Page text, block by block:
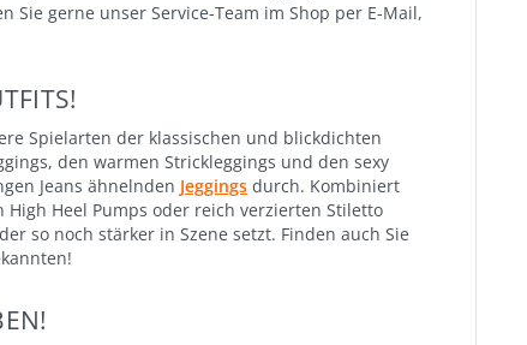
Sie gerne unser Service-Team im Shop per E-Mail,
Spielarten der klassischen und blickdichten
den warmen Strickleggings und den sexy
Jeans ähnelnden Jeggings durch. Kombiniert
Heel Pumps oder reich verzierten Stiletto
so noch stärker in Szene setzt. Finden auch Sie